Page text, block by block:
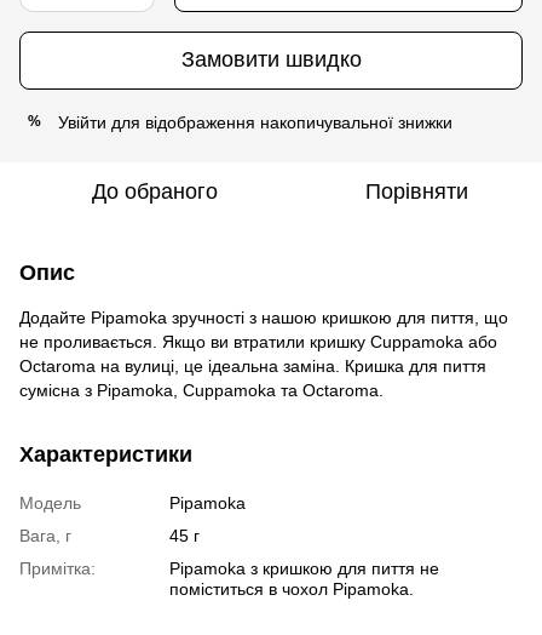
Замовити швидко
% Увійти для відображення накопичувальної знижки
До обраного Порівняти
Опис
Додайте Pipamoka зручності з нашою кришкою для пиття, що
не проливається. Якщо ви втратили кришку Cuppamoka або
Octaroma на вулиці, це ідеальна заміна. Кришка для пиття
сумісна з Pipamoka, Cuppamoka та Octaroma.
Характеристики
Модель
Pipamoka
Вага, г
45 г
Примітка:
Pipamoka з кришкою для пиття не
поміститься в чохол Pipamoka.